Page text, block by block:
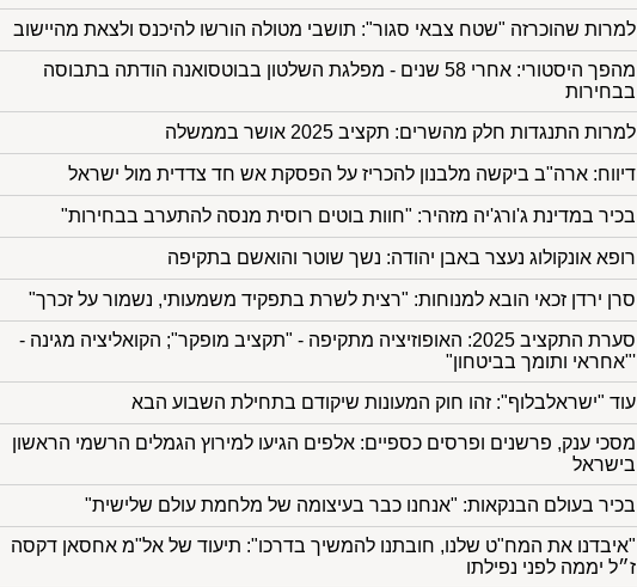
למרות שהוכרזה "שטח צבאי סגור": תושבי מטולה הורשו להיכנס ולצאת מהיישוב
מהפך היסטורי: אחרי 58 שנים - מפלגת השלטון בבוטסואנה הודתה בתבוסה
בבחירות
למרות התנגדות חלק מהשרים: תקציב 2025 אושר בממשלה
דיווח: ארה"ב ביקשה מלבנון להכריז על הפסקת אש חד צדדית מול ישראל
בכיר במדינת ג'ורג'יה מזהיר: "חוות בוטים רוסית מנסה להתערב בבחירות"
רופא אונקולוג נעצר באבן יהודה: נשך שוטר והואשם בתקיפה
סרן ירדן זכאי הובא למנוחות: "רצית לשרת בתפקיד משמעותי, נשמור על זכרך"
סערת התקציב 2025: האופוזיציה מתקיפה - "תקציב מופקר"; הקואליציה מגינה -
'"אחראי ותומך בביטחון"
עוד "ישראלבלוף": זהו חוק המעונות שיקודם בתחילת השבוע הבא
מסכי ענק, פרשנים ופרסים כספיים: אלפים הגיעו למירוץ הגמלים הרשמי הראשון
בישראל
בכיר בעולם הבנקאות: "אנחנו כבר בעיצומה של מלחמת עולם שלישית"
"איבדנו את המח"ט שלנו, חובתנו להמשיך בדרכו": תיעוד של אל"מ אחסאן דקסה
ז״ל יממה לפני נפילתו